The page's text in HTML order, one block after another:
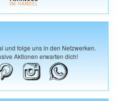
und folge uns in den Netzwerken.
Aktionen erwarten dich!